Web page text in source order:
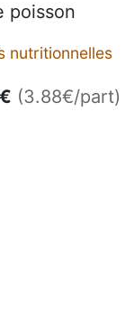
poisson
nutritionnelles
€ (3.88€/part)